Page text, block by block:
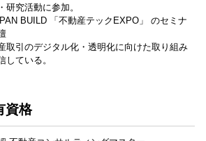
研究活動に参加。
BUILD 「不動産テックEXPO」 のセミナ
取引のデジタル化・透明化に向けた取り組み
している。
資格